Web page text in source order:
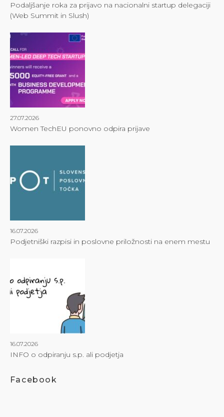
Podaljšanje roka za prijavo na nacionalni startup delegaciji
(Web Summit in Slush)
27.07.2026
Women TechEU ponovno odpira prijave
16.07.2026
Podjetniški razpisi in poslovne priložnosti na enem mestu
16.07.2026
INFO o odpiranju s.p. ali podjetja
Facebook